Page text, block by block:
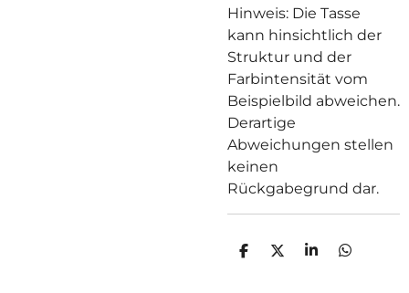
Hinweis: Die Tasse
kann hinsichtlich der
Struktur und der
Farbintensität vom
Beispielbild abweichen.
Derartige
Abweichungen stellen
keinen
Rückgabegrund dar.
T
T
T
T